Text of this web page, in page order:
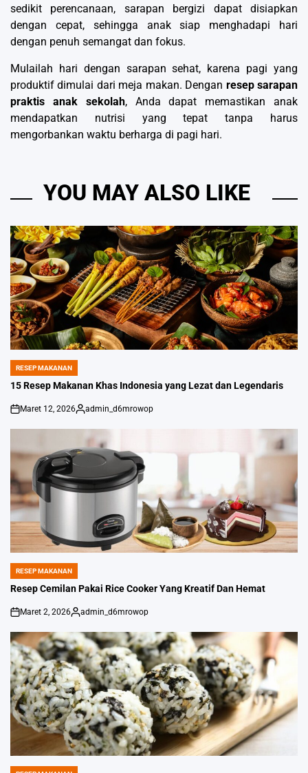
sedikit perencanaan, sarapan bergizi dapat disiapkan
dengan cepat, sehingga anak siap menghadapi hari
dengan penuh semangat dan fokus.
Mulailah hari dengan sarapan sehat, karena pagi yang
produktif dimulai dari meja makan. Dengan resep sarapan
praktis anak sekolah, Anda dapat memastikan anak
mendapatkan nutrisi yang tepat tanpa harus
mengorbankan waktu berharga di pagi hari.
YOU MAY ALSO LIKE
POSTED
IN
RESEP MAKANAN
15 Resep Makanan Khas Indonesia yang Lezat dan Legendaris
on
Maret 12, 2026
Posted
admin_d6mrowop
POSTED
IN
RESEP MAKANAN
Resep Cemilan Pakai Rice Cooker Yang Kreatif Dan Hemat
on
Maret 2, 2026
Posted
admin_d6mrowop